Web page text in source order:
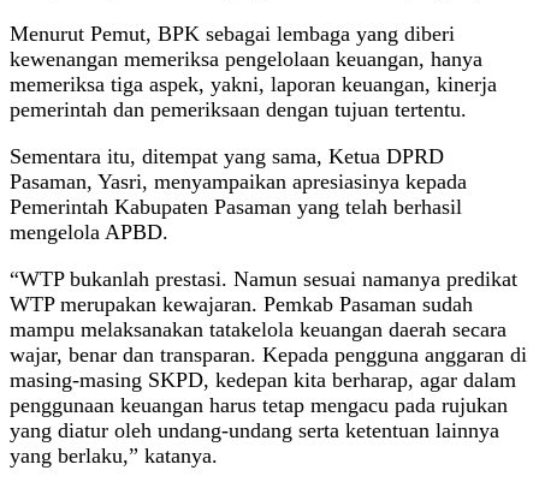
Menurut Pemut, BPK sebagai lembaga yang diberi
kewenangan memeriksa pengelolaan keuangan, hanya
memeriksa tiga aspek, yakni, laporan keuangan, kinerja
pemerintah dan pemeriksaan dengan tujuan tertentu.
Sementara itu, ditempat yang sama, Ketua DPRD
Pasaman, Yasri, menyampaikan apresiasinya kepada
Pemerintah Kabupaten Pasaman yang telah berhasil
mengelola APBD.
“WTP bukanlah prestasi. Namun sesuai namanya predikat
WTP merupakan kewajaran. Pemkab Pasaman sudah
mampu melaksanakan tatakelola keuangan daerah secara
wajar, benar dan transparan. Kepada pengguna anggaran di
masing-masing SKPD, kedepan kita berharap, agar dalam
penggunaan keuangan harus tetap mengacu pada rujukan
yang diatur oleh undang-undang serta ketentuan lainnya
yang berlaku,” katanya.